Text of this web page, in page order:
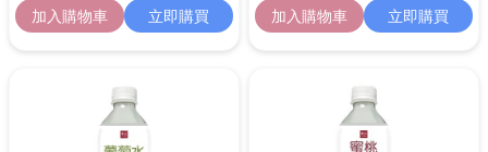
加入購物車 立即購買 加入購物車 立即購買